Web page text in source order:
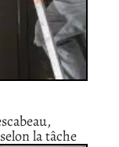
la tâche